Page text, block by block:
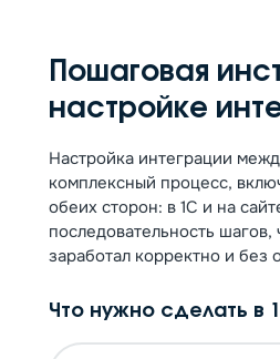
Пошаговая
настройке
Настройка интеграции
комплексный процесс,
обеих сторон: в 1С и на
последовательность
заработал корректно и без
Что нужно сделать в